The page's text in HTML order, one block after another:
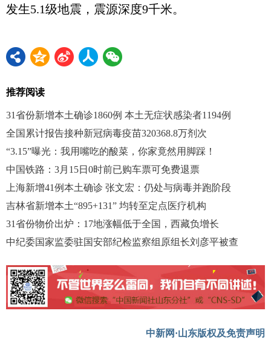
发生5.1级地震，震源深度9千米。
推荐阅读
31省份新增本土确诊1860例 本土无症状感染者1194例
全国累计报告接种新冠病毒疫苗320368.8万剂次
“3.15”曝光：我用嘴吃的酸菜，你家竟然用脚踩！
中国铁路：3月15日0时前已购车票可免费退票
上海新增41例本土确诊 张文宏：仍处与病毒并跑阶段
吉林省新增本土“895+131” 均转至定点医疗机构
31省份物价出炉：17地涨幅低于全国，西藏负增长
中纪委国家监委驻国安部纪检监察组原组长刘彦平被查
中新网·山东版权及免责声明